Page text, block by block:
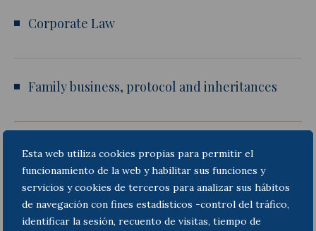
Esta web utiliza cookies propias para permitir el
funcionamiento de la web y habilitar sus funciones y
servicios y cookies de terceros para analizar sus hábitos
de navegación con fines estadísticos -control del tráfico,
identificar la sesión, recuento de visitas, tiempo de
Corporate Law
Family business, protocol and inheritances
Mergers and acquisitions (M&A)
Debt restructuring